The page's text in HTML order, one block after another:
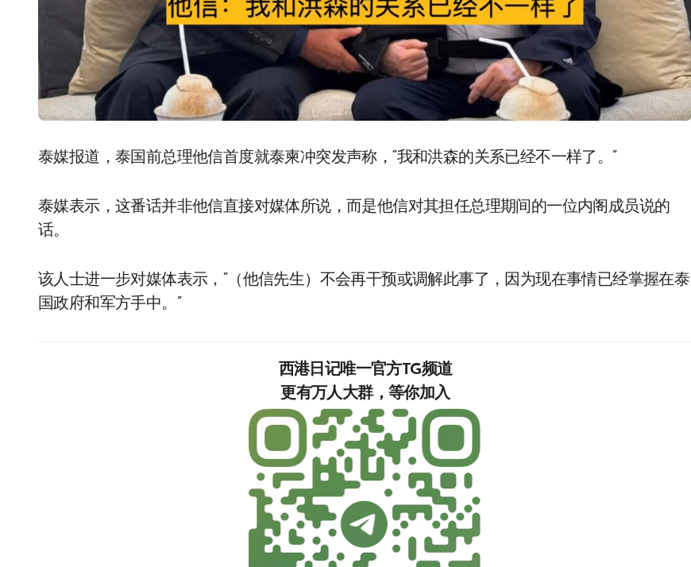
泰媒报道，泰国前总理他信首度就泰柬冲突发声称，“我和洪森的关系已经不一样了。”
泰媒表示，这番话并非他信直接对媒体所说，而是他信对其担任总理期间的一位内阁成员说的
话。
该人士进一步对媒体表示，“（他信先生）不会再干预或调解此事了，因为现在事情已经掌握在泰
国政府和军方手中。”
西港日记唯一官方TG频道
更有万人大群，等你加入‍‍‍‍‍‍‍‍‍‍‍‍‍